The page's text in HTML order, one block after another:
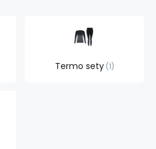
Termo sety 1